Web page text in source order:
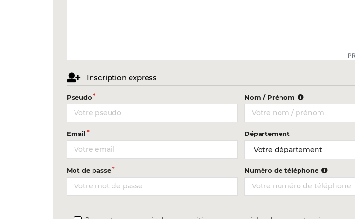
Inscription express
Pseudo Nom / Prénom
Email Département
Mot de passe Numéro de téléphone